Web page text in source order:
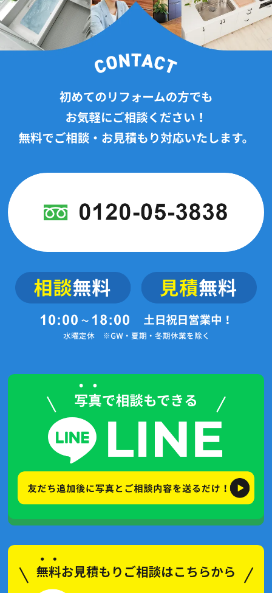
2024年8月(7記事)
2024年7月(6記事)
2024年6月(11記事)
2024年5月(13記事)
2024年4月(17記事)
2024年3月(12記事)
2024年2月(3記事)
2023年12月(2記事)
2023年11月(2記事)
2023年10月(4記事)
2023年9月(5記事)
2023年3月(1記事)
2022年6月(1記事)
2021年11月(4記事)
2021年7月(4記事)
2021年5月(2記事)